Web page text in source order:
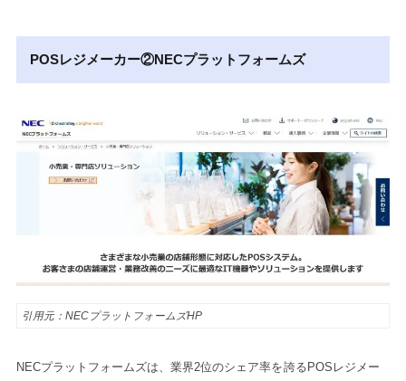
POSレジメーカー②NECプラットフォームズ
引用元：NECプラットフォームズHP
NECプラットフォームズは、業界2位のシェア率を誇るPOSレジメー